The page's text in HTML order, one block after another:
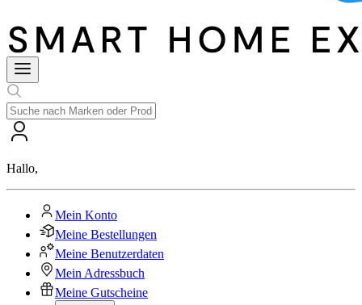
Hallo,
Mein Konto
Meine Bestellungen
Meine Benutzerdaten
Mein Adressbuch
Meine Gutscheine